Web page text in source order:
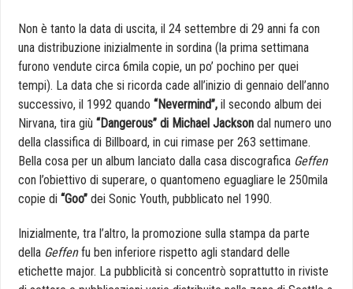
Non è tanto la data di uscita, il 24 settembre di 29 anni fa con
una distribuzione inizialmente in sordina (la prima settimana
furono vendute circa 6mila copie, un po’ pochino per quei
tempi). La data che si ricorda cade all’inizio di gennaio dell’anno
successivo, il 1992 quando “Nevermind”, il secondo album dei
Nirvana, tira giù “Dangerous” di Michael Jackson dal numero uno
della classifica di Billboard, in cui rimase per 263 settimane.
Bella cosa per un album lanciato dalla casa discografica Geffen
con l’obiettivo di superare, o quantomeno eguagliare le 250mila
copie di “Goo” dei Sonic Youth, pubblicato nel 1990.
Inizialmente, tra l’altro, la promozione sulla stampa da parte
della Geffenfu ben inferiore rispetto agli standard delle
etichette major. La pubblicità si concentrò soprattutto in riviste